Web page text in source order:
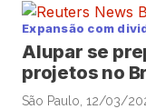
Expansão com
Alupar se
projetos no
São Paulo, 12/03/